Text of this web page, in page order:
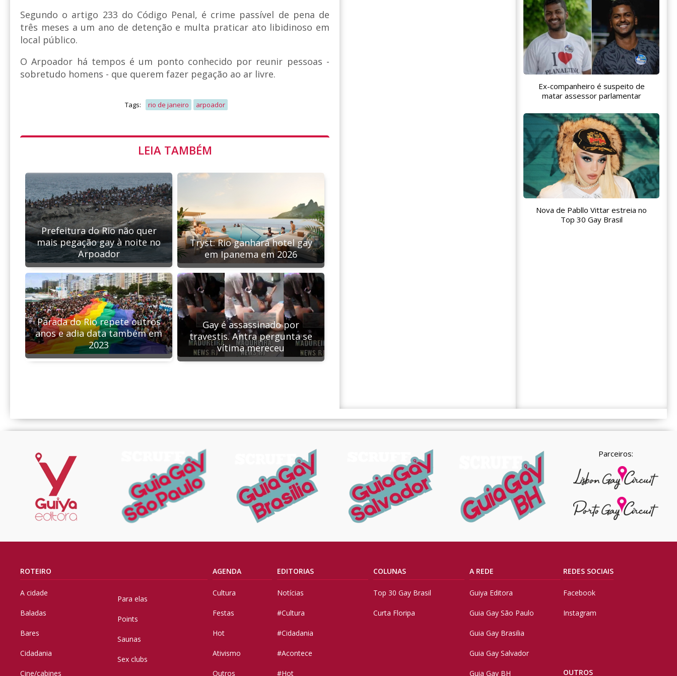
Segundo o artigo 233 do Código Penal, é crime passível de pena de
três meses a um ano de detenção e multa praticar ato libidinoso em
local público.
O Arpoador há tempos é um ponto conhecido por reunir pessoas -
sobretudo homens - que querem fazer pegação ao ar livre.
Tags: rio de janeiro arpoador
LEIA TAMBÉM
Prefeitura do Rio não quer
mais pegação gay à noite no
Arpoador
Tryst: Rio ganhará hotel gay
em Ipanema em 2026
Parada do Rio repete outros
anos e adia data também em
2023
Gay é assassinado por
travestis. Antra pergunta se
vítima mereceu
Ex-companheiro é suspeito de
matar assessor parlamentar
Nova de Pabllo Vittar estreia no
Top 30 Gay Brasil
Parceiros:
ROTEIRO
A cidade
Baladas
Bares
Cidadania
Cine/cabines
Para elas
Points
Saunas
Sex clubs
AGENDA
Cultura
Festas
Hot
Ativismo
Outros
EDITORIAS
Notícias
#Cultura
#Cidadania
#Acontece
#Hot
COLUNAS
Top 30 Gay Brasil
Curta Floripa
A REDE
Guiya Editora
Guia Gay São Paulo
Guia Gay Brasilia
Guia Gay Salvador
Guia Gay BH
REDES SOCIAIS
Facebook
Instagram
OUTROS